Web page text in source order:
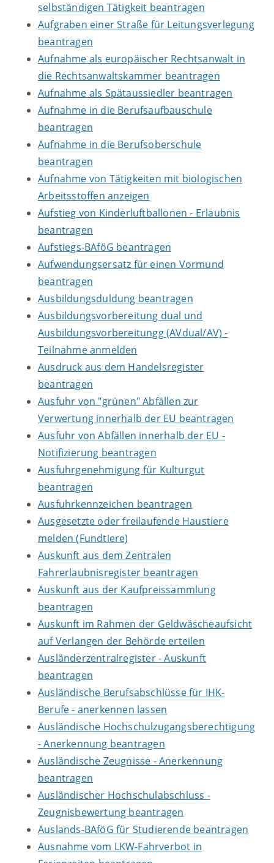
selbständigen Tätigkeit beantragen
Aufgraben einer Straße für Leitungsverlegung
beantragen
Aufnahme als europäischer Rechtsanwalt in
die Rechtsanwaltskammer beantragen
Aufnahme als Spätaussiedler beantragen
Aufnahme in die Berufsaufbauschule
beantragen
Aufnahme in die Berufsoberschule
beantragen
Aufnahme von Tätigkeiten mit biologischen
Arbeitsstoffen anzeigen
Aufstieg von Kinderluftballonen - Erlaubnis
beantragen
Aufstiegs-BAföG beantragen
Aufwendungsersatz für einen Vormund
beantragen
Ausbildungsduldung beantragen
Ausbildungsvorbereitung dual und
Ausbildungsvorbereitungg (AVdual/AV) -
Teilnahme anmelden
Ausdruck aus dem Handelsregister
beantragen
Ausfuhr von "grünen" Abfällen zur
Verwertung innerhalb der EU beantragen
Ausfuhr von Abfällen innerhalb der EU -
Notifizierung beantragen
Ausfuhrgenehmigung für Kulturgut
beantragen
Ausfuhrkennzeichen beantragen
Ausgesetzte oder freilaufende Haustiere
melden (Fundtiere)
Auskunft aus dem Zentralen
Fahrerlaubnisregister beantragen
Auskunft aus der Kaufpreissammlung
beantragen
Auskunft im Rahmen der Geldwäscheaufsicht
auf Verlangen der Behörde erteilen
Ausländerzentralregister - Auskunft
beantragen
Ausländische Berufsabschlüsse für IHK-
Berufe - anerkennen lassen
Ausländische Hochschulzugangsberechtigung
- Anerkennung beantragen
Ausländische Zeugnisse - Anerkennung
beantragen
Ausländischer Hochschulabschluss -
Zeugnisbewertung beantragen
Auslands-BAföG für Studierende beantragen
Ausnahme vom LKW-Fahrverbot in